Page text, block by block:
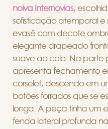
noiva Internovias,
sofisticação atemporal
evasê com decote
elegante drapeado
suave ao colo. Na parte
apresenta fechamento
corselet, descendo em
botões forrados que se
longa. A peça tinha um
fenda lateral profunda